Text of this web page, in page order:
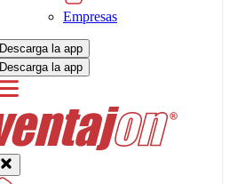
Empresas
Descarga la app
Descarga la app